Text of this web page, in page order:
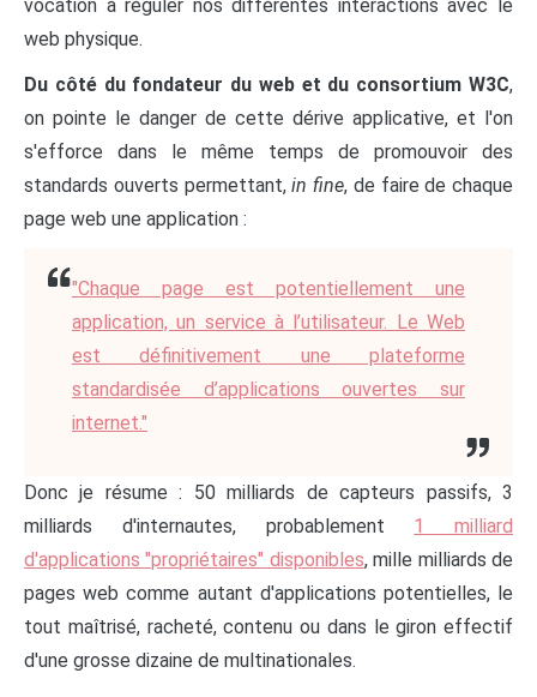
vocation à réguler nos différentes interactions avec le
web physique.
Du côté du fondateur du web et du consortium W3C,
on pointe le danger de cette dérive applicative, et l'on
s'efforce dans le même temps de promouvoir des
standards ouverts permettant,in fine, de faire de chaque
page web une application :
"Chaque page est potentiellement une
application, un service à l’utilisateur. Le Web
est définitivement une plateforme
standardisée d’applications ouvertes sur
internet."
Donc je résume : 50 milliards de capteurs passifs, 3
milliards d'internautes, probablement 1 milliard
d'applications "propriétaires" disponibles, mille milliards de
pages web comme autant d'applications potentielles, le
tout maîtrisé, racheté, contenu ou dans le giron effectif
d'une grosse dizaine de multinationales.